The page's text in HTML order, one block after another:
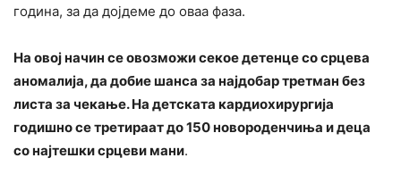
година, за да дојдеме до оваа фаза.
На овој начин се овозможи секое детенце со срцева
аномалија, да добие шанса за најдобар третман без
листа за чекање. На детската кардиохирургија
годишно се третираат до 150 новороденчиња и деца
со најтешки срцеви мани.